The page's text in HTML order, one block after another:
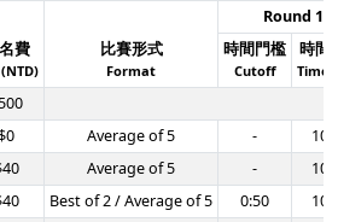
費 比賽形式
Format
Round 1
時間門檻
Cutoff
時間
Average of 5 -
Average of 5 -
Best of 2 / Average of 5 0:50